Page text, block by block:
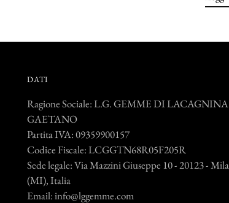
DATI
Ragione Sociale: L.G. GEMME DI LACAGNINA
GAETANO
Partita IVA: 09359900157
Codice Fiscale: LCGGTN68R05F205R
Sede legale: Via Mazzini Giuseppe 10 - 20123 -
(MI), Italia
Email: info@lggemme.com